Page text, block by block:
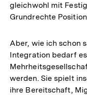
gleichwohl mit
Grundrechte
Aber, wie ich schon
Integration bedarf
werden. Sie spielt
ihre Bereitschaft,